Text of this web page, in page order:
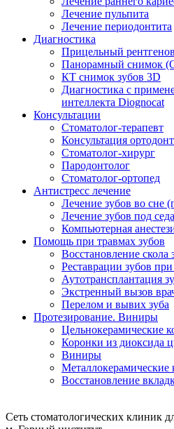
Лечение пульпита
Лечение периодонтита
Диагностика
Прицельный
Панорамный снимок
КТ снимок зубов 3D
Диагностика с
интеллекта Diognocat
Консультации
Стоматолог-терапевт
Консультация
Стоматолог-хирург
Пародонтолог
Стоматолог-ортопед
Антистресс лечение
Лечение зубов во сне
Лечение зубов под
Компьютерная
Помощь при травмах зубов
Восстановление скола
Реставрации зубов
Аутотрансплантация
Экстренный вызов
Перелом и вывих зуба
Протезирование. Виниры
Цельнокерамические
Коронки из диоксида
Виниры
Металлокерамические
Восстановление
Сеть стоматологических клиник